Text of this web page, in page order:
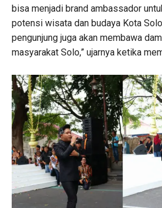
bisa menjadi brand ambassador
potensi wisata dan budaya Kota
pengunjung juga akan membawa
masyarakat Solo,” ujarnya ketika